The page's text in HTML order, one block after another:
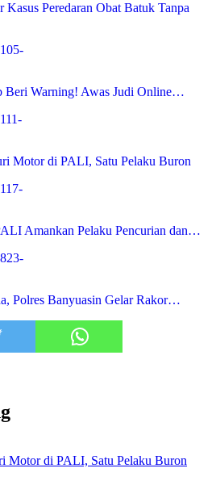
Peredaran Obat Batuk Tanpa
Beri Warning! Awas Judi Online…
Motor di PALI, Satu Pelaku Buron
Amankan Pelaku Pencurian dan…
Polres Banyuasin Gelar Rakor…
Motor di PALI, Satu Pelaku Buron